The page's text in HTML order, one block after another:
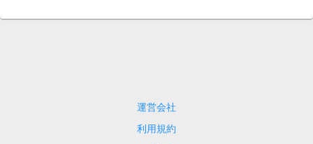
運営会社
利用規約